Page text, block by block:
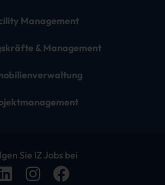
Management
& Management
Sie IZ Jobs bei